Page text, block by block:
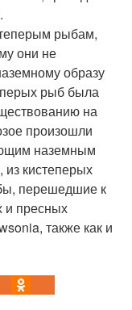
рыбам,
они не
образу
рыб была
на
произошли
наземным
кистеперых
перешедшие к
и пресных
также как и